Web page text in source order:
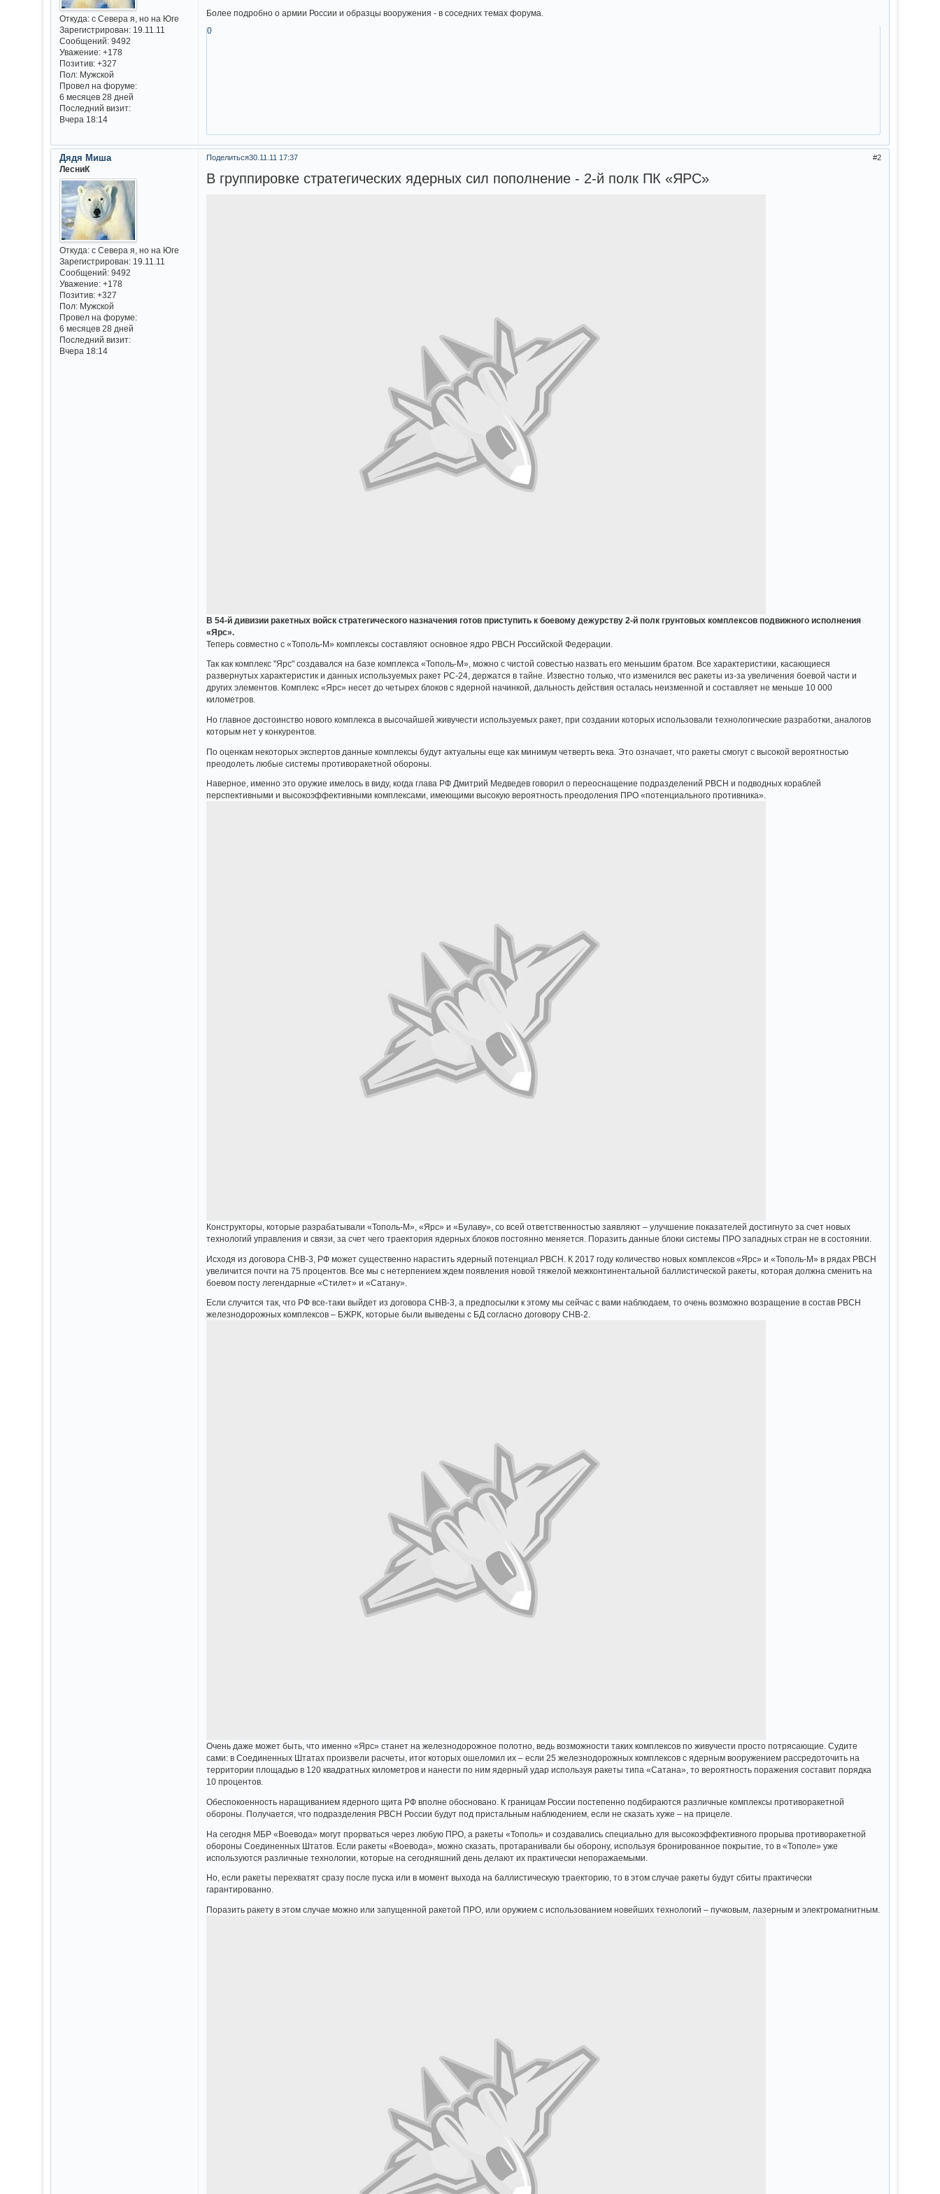
Откуда:с Севера я, но на Юге
Зарегистрирован: 19.11.11
Сообщений:9492
Уважение: +178
Позитив: +327
Пол:Мужской
Провел на форуме:
6 месяцев 28 дней
Последний визит:
Вчера 18:14
Более подробно о армии России и образцы вооружения - в соседних темах форума.
0
Поделиться 2
30.11.11 17:37
Дядя Миша
ЛесниК
Откуда:с Севера я, но на Юге
Зарегистрирован: 19.11.11
Сообщений:9492
Уважение: +178
Позитив: +327
Пол:Мужской
Провел на форуме:
6 месяцев 28 дней
Последний визит:
Вчера 18:14
В группировке стратегических ядерных сил пополнение - 2-й полк ПК «ЯРС»
В 54-й дивизии ракетных войск стратегического назначения готов приступить к боевому дежурству 2-й полк грунтовых комплексов подвижного исполнения
«Ярс».
Теперь совместно с «Тополь-М» комплексы составляют основное ядро РВСН Российской Федерации.
Так как комплекс "Ярс" создавался на базе комплекса «Тополь-М», можно с чистой совестью назвать его меньшим братом. Все характеристики, касающиеся
развернутых характеристик и данных используемых ракет РС-24, держатся в тайне. Известно только, что изменился вес ракеты из-за увеличения боевой части и
других элементов. Комплекс «Ярс» несет до четырех блоков с ядерной начинкой, дальность действия осталась неизменной и составляет не меньше 10 000
километров.
Но главное достоинство нового комплекса в высочайшей живучести используемых ракет, при создании которых использовали технологические разработки, аналогов
которым нет у конкурентов.
По оценкам некоторых экспертов данные комплексы будут актуальны еще как минимум четверть века. Это означает, что ракеты смогут с высокой вероятностью
преодолеть любые системы противоракетной обороны.
Наверное, именно это оружие имелось в виду, когда глава РФ Дмитрий Медведев говорил о переоснащение подразделений РВСН и подводных кораблей
перспективными и высокоэффективными комплексами, имеющими высокую вероятность преодоления ПРО «потенциального противника».
Конструкторы, которые разрабатывали «Тополь-М», «Ярс» и «Булаву», со всей ответственностью заявляют – улучшение показателей достигнуто за счет новых
технологий управления и связи, за счет чего траектория ядерных блоков постоянно меняется. Поразить данные блоки системы ПРО западных стран не в состоянии.
Исходя из договора СНВ-3, РФ может существенно нарастить ядерный потенциал РВСН. К 2017 году количество новых комплексов «Ярс» и «Тополь-М» в рядах РВСН
увеличится почти на 75 процентов. Все мы с нетерпением ждем появления новой тяжелой межконтинентальной баллистической ракеты, которая должна сменить на
боевом посту легендарные «Стилет» и «Сатану».
Если случится так, что РФ все-таки выйдет из договора СНВ-3, а предпосылки к этому мы сейчас с вами наблюдаем, то очень возможно возращение в состав РВСН
железнодорожных комплексов – БЖРК, которые были выведены с БД согласно договору СНВ-2.
Очень даже может быть, что именно «Ярс» станет на железнодорожное полотно, ведь возможности таких комплексов по живучести просто потрясающие. Судите
сами: в Соединенных Штатах произвели расчеты, итог которых ошеломил их – если 25 железнодорожных комплексов с ядерным вооружением рассредоточить на
территории площадью в 120 квадратных километров и нанести по ним ядерный удар используя ракеты типа «Сатана», то вероятность поражения составит порядка
10 процентов.
Обеспокоенность наращиванием ядерного щита РФ вполне обосновано. К границам России постепенно подбираются различные комплексы противоракетной
обороны. Получается, что подразделения РВСН России будут под пристальным наблюдением, если не сказать хуже – на прицеле.
На сегодня МБР «Воевода» могут прорваться через любую ПРО, а ракеты «Тополь» и создавались специально для высокоэффективного прорыва противоракетной
обороны Соединенных Штатов. Если ракеты «Воевода», можно сказать, протаранивали бы оборону, используя бронированное покрытие, то в «Тополе» уже
используются различные технологии, которые на сегодняшний день делают их практически непоражаемыми.
Но, если ракеты перехватят сразу после пуска или в момент выхода на баллистическую траекторию, то в этом случае ракеты будут сбиты практически
гарантированно.
Поразить ракету в этом случае можно или запущенной ракетой ПРО, или оружием с использованием новейших технологий – пучковым, лазерным и электромагнитным.